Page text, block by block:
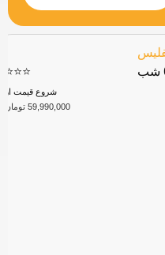
⭐⭐⭐
شروع قیمت از
59,990,000 تومان